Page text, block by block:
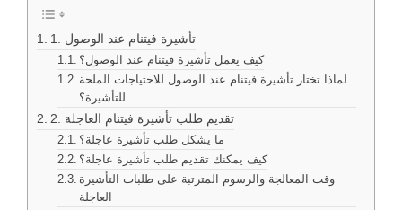
1. تأشيرة فيتنام عند الوصول
كيف يعمل تأشيرة فيتنام عند الوصول؟
لماذا تختار تأشيرة فيتنام عند الوصول للاحتياجات الملحة
للتأشيرة؟
2. تقديم طلب تأشيرة فيتنام العاجلة
ما يشكل طلب تأشيرة عاجلة؟
كيف يمكنك تقديم طلب تأشيرة عاجلة؟
وقت المعالجة والرسوم المترتبة على طلبات التأشيرة
العاجلة